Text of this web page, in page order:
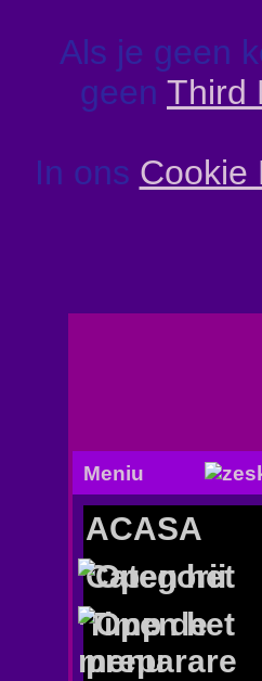
Als je geen
geen Third
In ons Cookie
Meniu
ACASA
Categorii
Timp de
preparare